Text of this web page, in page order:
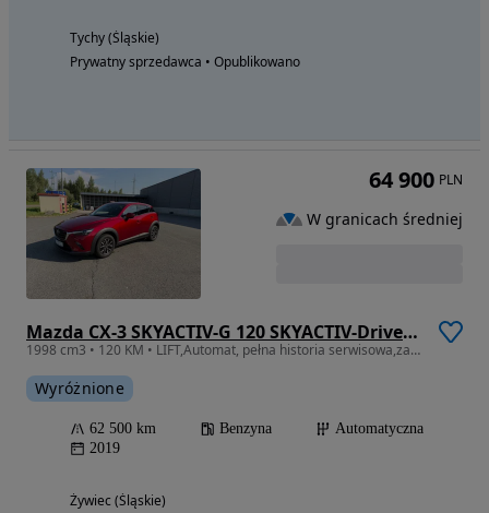
Tychy (Śląskie)
Prywatny sprzedawca • Opublikowano
Mazda CX-3 SKYACTIV-G 120 SKYACTIV-Drive FWD Sports-Line
1998 cm3 • 120 KM • LIFT,Automat, pełna historia serwisowa,zarejestrowany, f-ra vat marża,
Wyróżnione
62 500 km Benzyna
Automatyczna
2019
Żywiec (Śląskie)
64 900 PLN
W granicach średniej